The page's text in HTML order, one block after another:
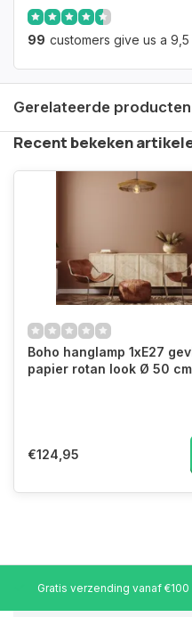
99 customers give us a 9,5
Gerelateerde producten
Recent bekeken
Boho hanglamp 1xE27
papier rotan look Ø 50 cm
€124,95
Gratis verzending vanaf